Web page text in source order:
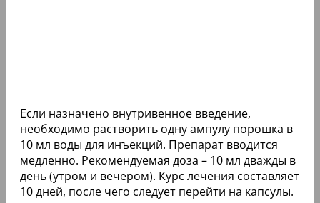
Если назначено внутривенное введение,
необходимо растворить одну ампулу порошка в
10 мл воды для инъекций. Препарат вводится
медленно. Рекомендуемая доза – 10 мл дважды в
день (утром и вечером). Курс лечения составляет
10 дней, после чего следует перейти на капсулы.